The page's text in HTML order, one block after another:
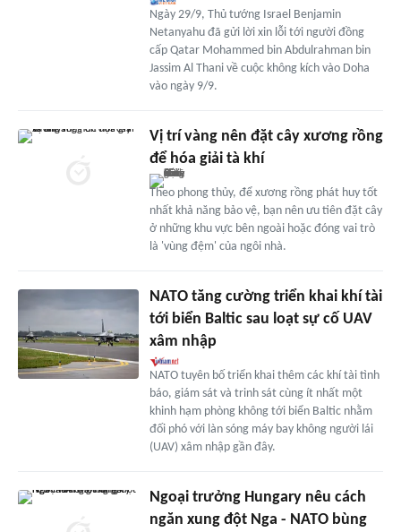
Ngày 29/9, Thủ tướng Israel Benjamin
Netanyahu đã gửi lời xin lỗi tới người đồng
cấp Qatar Mohammed bin Abdulrahman bin
Jassim Al Thani về cuộc không kích vào Doha
vào ngày 9/9.
Vị trí vàng nên đặt cây xương rồng
để hóa giải tà khí
Theo phong thủy, để xương rồng phát huy tốt
nhất khả năng bảo vệ, bạn nên ưu tiên đặt cây
ở những khu vực bên ngoài hoặc đóng vai trò
là 'vùng đệm' của ngôi nhà.
NATO tăng cường triển khai khí tài
tới biển Baltic sau loạt sự cố UAV
xâm nhập
NATO tuyên bố triển khai thêm các khí tài tình
báo, giám sát và trinh sát cùng ít nhất một
khinh hạm phòng không tới biển Baltic nhằm
đối phó với làn sóng máy bay không người lái
(UAV) xâm nhập gần đây.
Ngoại trưởng Hungary nêu cách
ngăn xung đột Nga - NATO bùng